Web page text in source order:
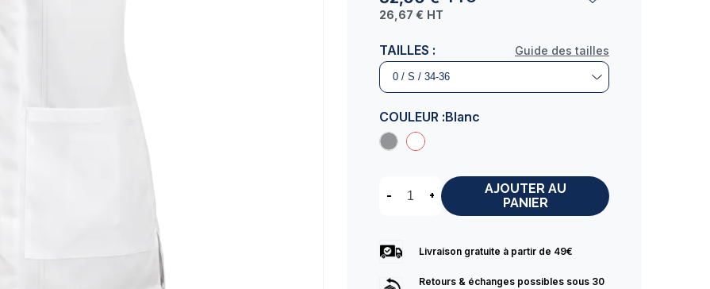
26,67 € HT
Guide des tailles
TAILLES :
COULEUR :Blanc
- +
AJOUTER AU
PANIER
Livraison gratuite à partir de 49€
Retours & échanges possibles sous 30